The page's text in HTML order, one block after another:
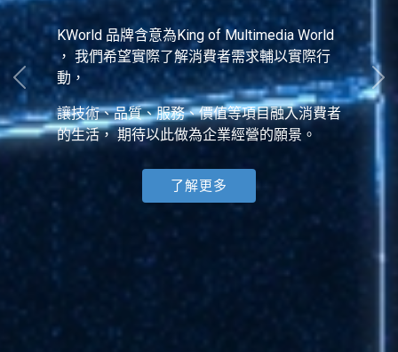
KWorld 品牌含意為King of Multimedia World
， 我們希望實際了解消費者需求輔以實際行
動，
讓技術、品質、服務、價值等項目融入消費者
的生活， 期待以此做為企業經營的願景。
了解更多